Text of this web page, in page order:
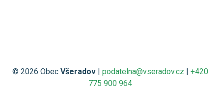
© 2026 Obec Všeradov| podatelna@vseradov.cz | +420
775 900 964